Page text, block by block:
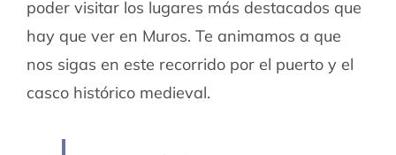
poder visitar los lugares más destacados que
hay que ver en Muros. Te animamos a que
nos sigas en este recorrido por el puerto y el
casco histórico medieval.